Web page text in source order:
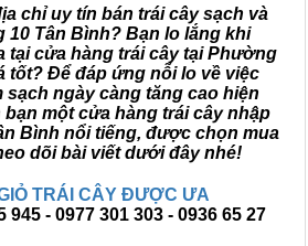
chỉ uy tín bán trái cây sạch và
10 Tân Bình? Bạn lo lắng khi
tại cửa hàng trái cây tại Phường
tốt? Để đáp ứng nỗi lo về việc
sạch ngày càng tăng cao hiện
bạn một cửa hàng trái cây nhập
Bình nổi tiếng, được chọn mua
dõi bài viết dưới đây nhé!
TRÁI CÂY ĐƯỢC ƯA
945 - 0977 301 303 - 0936 65 27